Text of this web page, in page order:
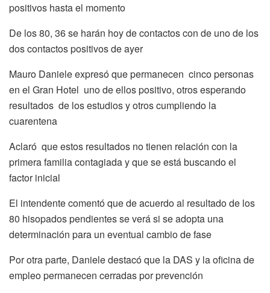
positivos hasta el momento
De los 80, 36 se harán hoy de contactos con de uno de los
dos contactos positivos de ayer
Mauro Daniele expresó que permanecen cinco personas
en el Gran Hotel uno de ellos positivo, otros esperando
resultados de los estudios y otros cumpliendo la
cuarentena
Aclaró que estos resultados no tienen relación con la
primera familia contagiada y que se está buscando el
factor inicial
El intendente comentó que de acuerdo al resultado de los
80 hisopados pendientes se verá si se adopta una
determinación para un eventual cambio de fase
Por otra parte, Daniele destacó que la DAS y la oficina de
empleo permanecen cerradas por prevención